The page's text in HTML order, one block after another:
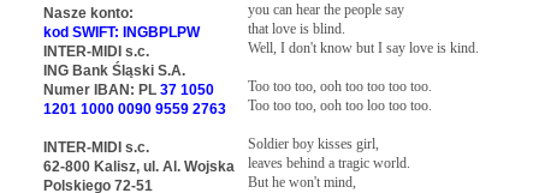
you can hear the people say
that love is blind.
Well, I don't know but I say love is kind.
Too too too, ooh too too too too.
Too too too, ooh too loo too too.
Soldier boy kisses girl,
leaves behind a tragic world.
But he won't mind,
Nasze konto:
kod SWIFT: INGBPLPW
INTER-MIDI s.c.
ING Bank Śląski S.A.
Numer IBAN: PL 37 1050
1201 1000 0090 9559 2763
INTER-MIDI s.c.
62-800 Kalisz, ul. Al. Wojska
Polskiego 72-51